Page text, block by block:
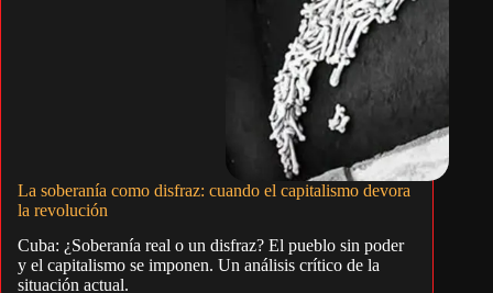
La soberanía como disfraz: cuando el capitalismo devora
la revolución
Cuba: ¿Soberanía real o un disfraz? El pueblo sin poder
y el capitalismo se imponen. Un análisis crítico de la
situación actual.